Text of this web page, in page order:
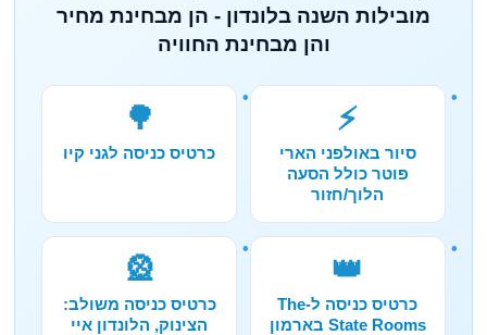
מובילות השנה בלונדון - הן מבחינת מחיר
והן מבחינת החוויה
⚡
סיור באולפני הארי
פוטר כולל הסעה
הלוך/חזור
🌳
כרטיס כניסה לגני קיו
👑
כרטיס כניסה ל-The
State Rooms בארמון
🎡
כרטיס כניסה משולב:
הצינוק, הלונדון איי